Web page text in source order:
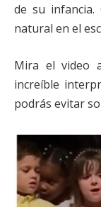
de su infancia.
natural en el
Mira el video
increíble
podrás evitar